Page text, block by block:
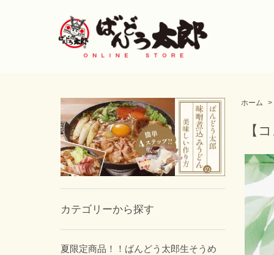
ホーム >
【
カテゴリーから探す
夏限定商品！！ばんどう太郎生そうめ